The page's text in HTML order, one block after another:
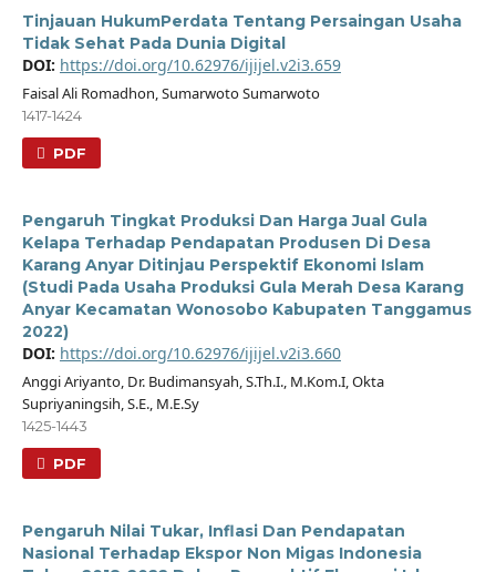
Tinjauan HukumPerdata Tentang Persaingan Usaha
Tidak Sehat Pada Dunia Digital
DOI: https://doi.org/10.62976/ijijel.v2i3.659
Faisal Ali Romadhon, Sumarwoto Sumarwoto
1417-1424
PDF
Pengaruh Tingkat Produksi Dan Harga Jual Gula
Kelapa Terhadap Pendapatan Produsen Di Desa
Karang Anyar Ditinjau Perspektif Ekonomi Islam
(Studi Pada Usaha Produksi Gula Merah Desa Karang
Anyar Kecamatan Wonosobo Kabupaten Tanggamus
2022)
DOI: https://doi.org/10.62976/ijijel.v2i3.660
Anggi Ariyanto, Dr. Budimansyah, S.Th.I., M.Kom.I, Okta
Supriyaningsih, S.E., M.E.Sy
1425-1443
PDF
Pengaruh Nilai Tukar, Inflasi Dan Pendapatan
Nasional Terhadap Ekspor Non Migas Indonesia